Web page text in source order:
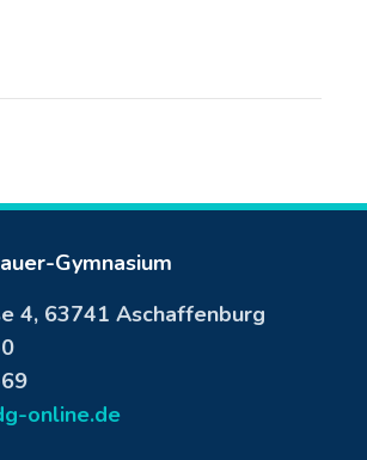
Gymnasium
4, 63741 Aschaffenburg
online.de